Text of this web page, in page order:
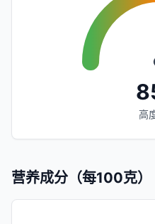
高
营养成分（每100克）